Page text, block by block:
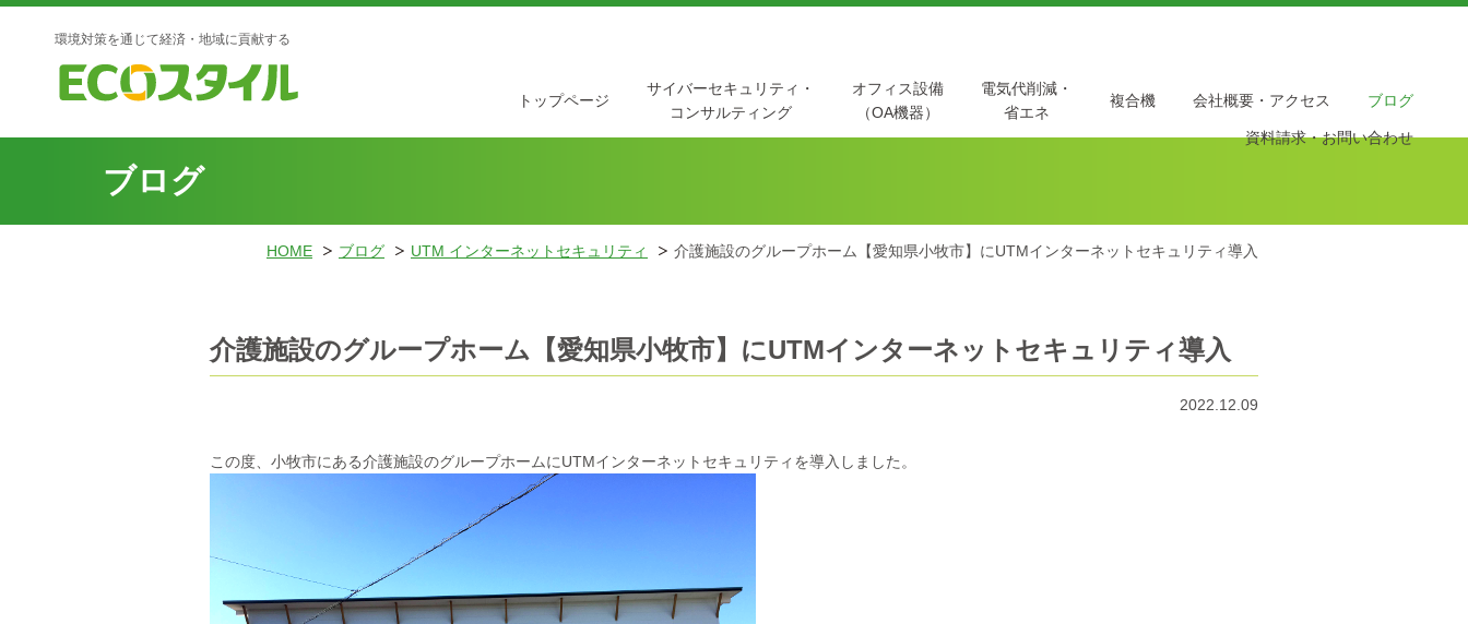
環境対策を通じて経済・地域に貢献する
トップページ
サイバーセキュリティ・
コンサルティング
オフィス設備
（OA機器）
電気代削減・
省エネ
複合機 会社概要・アクセス ブログ
資料請求・お問い合わせ
ブログ
HOME ブログ UTM インターネットセキュリティ 介護施設のグループホーム【愛知県小牧市】にUTMインターネットセキュリティ導入
介護施設のグループホーム【愛知県小牧市】にUTMインターネットセキュリティ導入
2022.12.09
この度、小牧市にある介護施設のグループホームにUTMインターネットセキュリティを導入しました。